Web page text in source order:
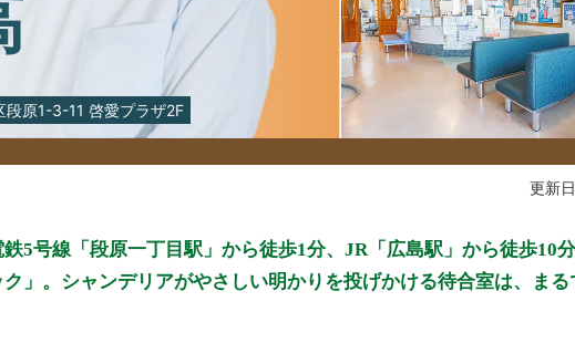
段原1-3-11 啓愛プラザ2F
更新
5号線「段原一丁目駅」から徒歩1分、JR「広島駅」から徒歩10
」。シャンデリアがやさしい明かりを投げかける待合室は、ま